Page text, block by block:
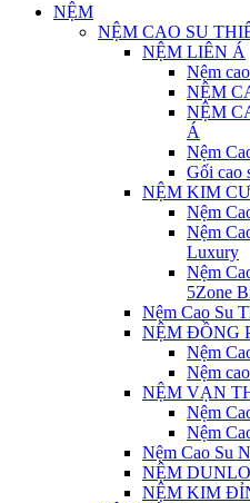
NỆM
NỆM CAO SU
NỆM LIÊN Á
Nệm
NỆM
NỆM
Á
Nệm
Gối cao
NỆM KIM
Nệm
Nệm
Luxury
Nệm
5Zone
Nệm Cao Su
NỆM ĐỒNG
Nệm
Nệm
NỆM VẠN
Nệm
Nệm
Nệm Cao Su
NỆM
NỆM KIM